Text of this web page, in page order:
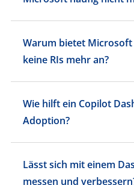
Warum bietet Microsoft
keine RIs mehr an?
Wie hilft ein Copilot
Adoption?
Lässt sich mit einem
messen und